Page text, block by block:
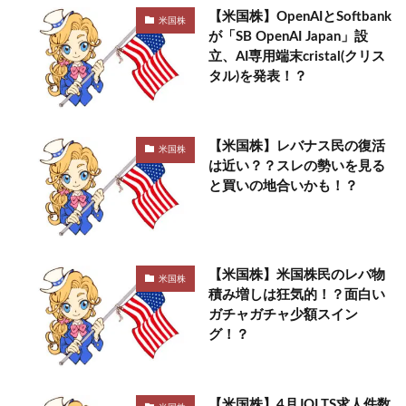
米国株
【米国株】OpenAIとSoftbank
が「SB OpenAI Japan」設
立、AI専用端末cristal(クリス
タル)を発表！？
米国株
【米国株】レバナス民の復活
は近い？？スレの勢いを見る
と買いの地合いかも！？
米国株
【米国株】米国株民のレバ物
積み増しは狂気的！？面白い
ガチャガチャ少額スイン
グ！？